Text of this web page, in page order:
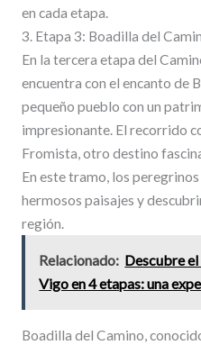
en cada etapa.
3. Etapa 3: Boadilla del
En la tercera etapa del
encuentra con el encanto de
pequeño pueblo con un
impresionante. El recorrido
Fromista, otro destino
En este tramo, los
hermosos paisajes y
región.
Relacionado: Descubre
Vigo en 4 etapas: una
Boadilla del Camino,